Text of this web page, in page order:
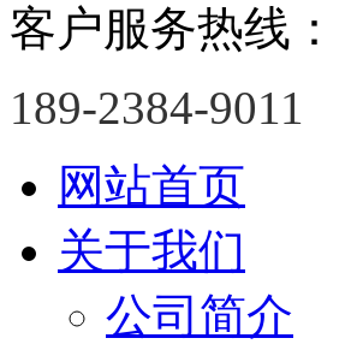
客户服务热线：
189-2384-9011
网站首页
关于我们
公司简介